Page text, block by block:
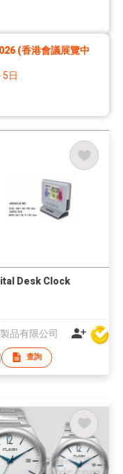
(香港會議展覽中
日
Desk Clock
品有限公司
查詢